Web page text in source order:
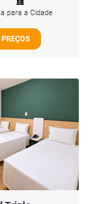
para a Cidade